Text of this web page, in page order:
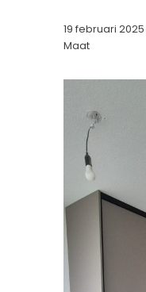
19 februari 2025
Maat